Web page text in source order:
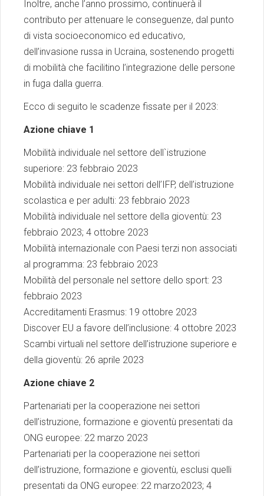
Inoltre, anche l’anno prossimo, continuerà il
contributo per attenuare le conseguenze, dal punto
di vista socioeconomico ed educativo,
dell’invasione russa in Ucraina, sostenendo progetti
di mobilità che facilitino l’integrazione delle persone
in fuga dalla guerra.
Ecco di seguito le scadenze fissate per il 2023:
Azione chiave 1
Mobilità individuale nel settore dell`istruzione
superiore: 23 febbraio 2023
Mobilità individuale nei settori dell’IFP, dell’istruzione
scolastica e per adulti: 23 febbraio 2023
Mobilità individuale nel settore della gioventù: 23
febbraio 2023; 4 ottobre 2023
Mobilità internazionale con Paesi terzi non associati
al programma: 23 febbraio 2023
Mobilità del personale nel settore dello sport: 23
febbraio 2023
Accreditamenti Erasmus: 19 ottobre 2023
Discover EU a favore dell’inclusione: 4 ottobre 2023
Scambi virtuali nel settore dell’istruzione superiore e
della gioventù: 26 aprile 2023
Azione chiave 2
Partenariati per la cooperazione nei settori
dell’istruzione, formazione e gioventù presentati da
ONG europee: 22 marzo 2023
Partenariati per la cooperazione nei settori
dell’istruzione, formazione e gioventù, esclusi quelli
presentati da ONG europee: 22 marzo2023; 4